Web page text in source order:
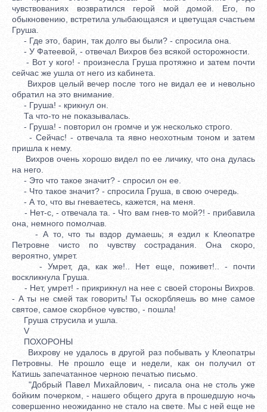
чувствованиях возвратился герой мой домой. Его, по
обыкновению, встретила улыбающаяся и цветущая счастьем
Груша.
- Где это, барин, так долго вы были? - спросила она.
- У Фатеевой, - отвечал Вихров без всякой осторожности.
- Вот у кого! - произнесла Груша протяжно и затем почти
сейчас же ушла от него из кабинета.
Вихров целый вечер после того не видал ее и невольно
обратил на это внимание.
- Груша! - крикнул он.
Та что-то не показывалась.
- Груша! - повторил он громче и уж несколько строго.
- Сейчас! - отвечала та явно неохотным тоном и затем
пришла к нему.
Вихров очень хорошо видел по ее личику, что она дулась
на него.
- Это что такое значит? - спросил он ее.
- Что такое значит? - спросила Груша, в свою очередь.
- А то, что вы гневаетесь, кажется, на меня.
- Нет-с, - отвечала та. - Что вам гнев-то мой?! - прибавила
она, немного помолчав.
- А то, что ты вздор думаешь; я ездил к Клеопатре
Петровне чисто по чувству сострадания. Она скоро,
вероятно, умрет.
- Умрет, да, как же!.. Нет еще, поживет!.. - почти
воскликнула Груша.
- Нет, умрет! - прикрикнул на нее с своей стороны Вихров.
- А ты не смей так говорить! Ты оскорбляешь во мне самое
святое, самое скорбное чувство, - пошла!
Груша струсила и ушла.
V
ПОХОРОНЫ
Вихрову не удалось в другой раз побывать у Клеопатры
Петровны. Не прошло еще и недели, как он получил от
Катишь запечатанное черною печатью письмо.
"Добрый Павел Михайлович, - писала она не столь уже
бойким почерком, - нашего общего друга в прошедшую ночь
совершенно неожиданно не стало на свете. Мы с ней еще не